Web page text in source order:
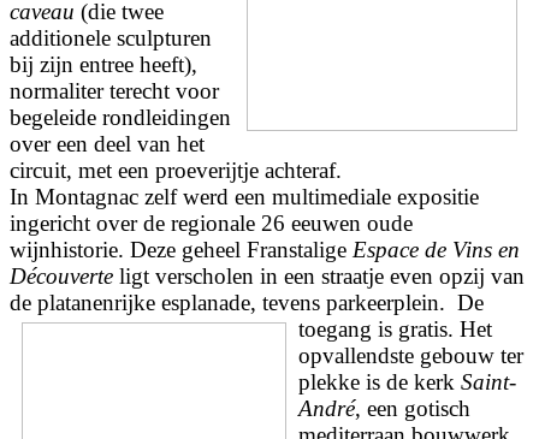
caveau (die twee
additionele sculpturen
bij zijn entree heeft),
normaliter terecht voor
begeleide rondleidingen
over een deel van het
circuit, met een proeverijtje achteraf.
In Montagnac zelf werd een multimediale expositie
ingericht over de regionale 26 eeuwen oude
wijnhistorie. Deze geheel Franstalige Espace de Vins en
Découverte ligt verscholen in een straatje even opzij van
de platanenrijke esplanade, tevens parkeerplein. De
toegang is gratis. Het
opvallendste gebouw ter
plekke is de kerk Saint-
André, een gotisch